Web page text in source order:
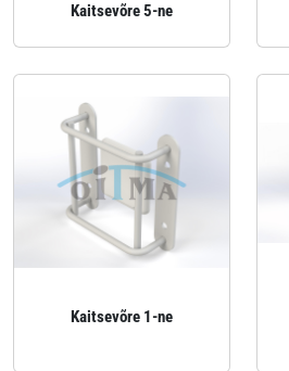
Kaitsevõre 5-ne
Kaitsevõre 1-ne